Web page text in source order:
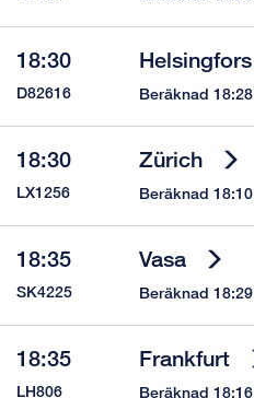
18:30 Helsingfors
D82616 Beräknad 18:28
18:30 Zürich
LX1256 Beräknad 18:10
18:35 Vasa
SK4225 Beräknad 18:29
18:35 Frankfurt
LH806 Beräknad 18:16